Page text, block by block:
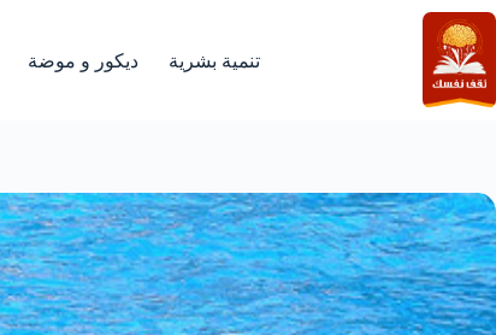
التجاوز
إلى
المحتوى
تنمية بشرية ديكور و موضة